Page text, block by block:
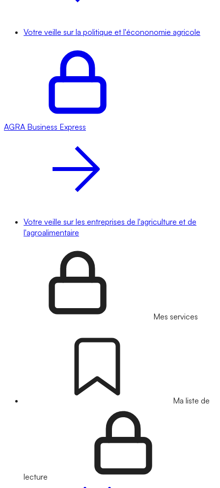
Votre veille sur la politique et l'écononomie agricole
AGRA Business Express
Votre veille sur les entreprises de l'agriculture et de
l'agroalimentaire
Mes services
Ma liste de
lecture